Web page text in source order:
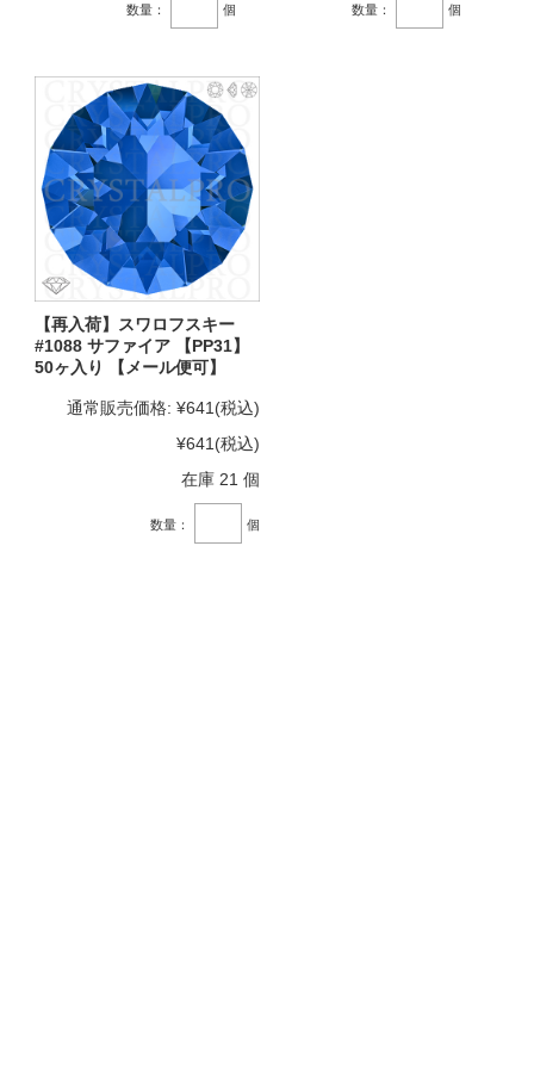
数量： 個 数量： 個
【再入荷】スワロフスキー
#1088 サファイア 【PP31】
50ヶ入り 【メール便可】
通常販売価格: ¥641 (税込)
¥641 (税込)
在庫 21 個
数量： 個